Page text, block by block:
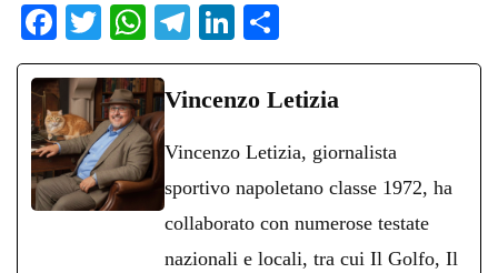
Fa
ce
bo
ok
T
wi
tte
r
W
ha
ts
A
pp
Te
le
gr
m
Li
nk
ed
on
di
di
Vincenzo Letizia
Vincenzo Letizia, giornalista
sportivo napoletano classe 1972, ha
collaborato con numerose testate
nazionali e locali, tra cui Il Golfo, Il